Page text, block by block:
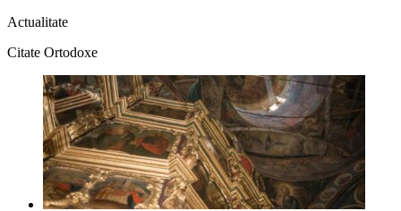
Actualitate
Citate Ortodoxe